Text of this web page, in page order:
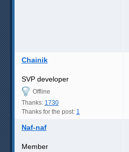
Chainik
SVP developer
Offline
Thanks: 1730
Thanks for the post: 1
Naf-naf
Member